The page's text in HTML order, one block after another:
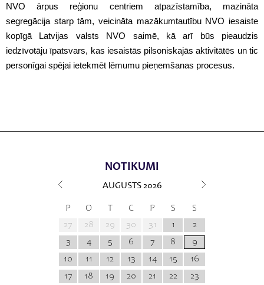
NVO ārpus reģionu centriem atpazīstamība, mazināta
segregācija starp tām, veicināta mazākumtautību NVO iesaiste
kopīgā Latvijas valsts NVO saimē, kā arī būs pieaudzis
iedzīvotāju īpatsvars, kas iesaistās pilsoniskajās aktivitātēs un tic
personīgai spējai ietekmēt lēmumu pieņemšanas procesus.
NOTIKUMI
AUGUSTS 2026
P O T C P S
S
27
28 29 30 31 1
2
3
4 5 6 7 8
9
10
11 12 13 14 15
16
17
18 19 20 21 22
23